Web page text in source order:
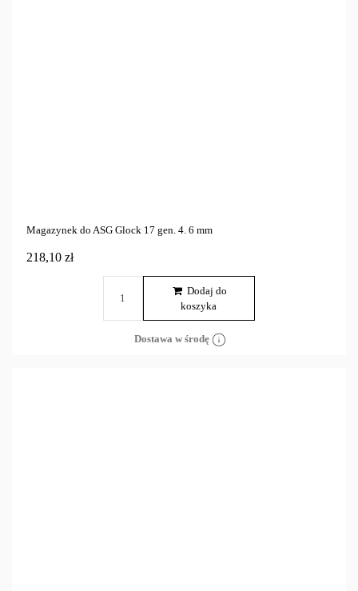
Magazynek do ASG Glock 17 gen. 4. 6 mm
218,10 zł
Dodaj do
koszyka
Dostawa w środę